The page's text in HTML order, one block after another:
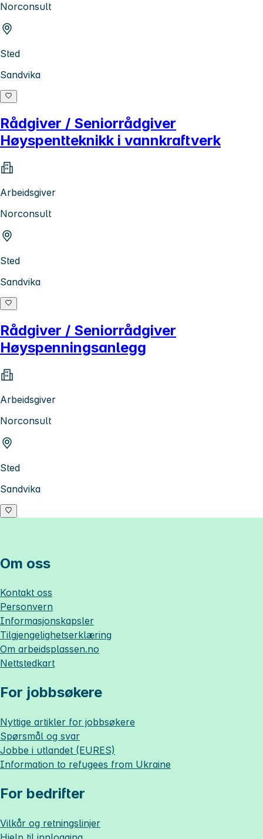
Norconsult
Sted
Sandvika
Rådgiver / Seniorrådgiver
Høyspentteknikk i vannkraftverk
Arbeidsgiver
Norconsult
Sted
Sandvika
Rådgiver / Seniorrådgiver
Høyspenningsanlegg
Arbeidsgiver
Norconsult
Sted
Sandvika
Om oss
Kontakt oss
Personvern
Informasjonskapsler
Tilgjengelighetserklæring
Om arbeidsplassen.no
Nettstedkart
For jobbsøkere
Nyttige artikler for jobbsøkere
Spørsmål og svar
Jobbe i utlandet (EURES)
Information to refugees from Ukraine
For bedrifter
Vilkår og retningslinjer